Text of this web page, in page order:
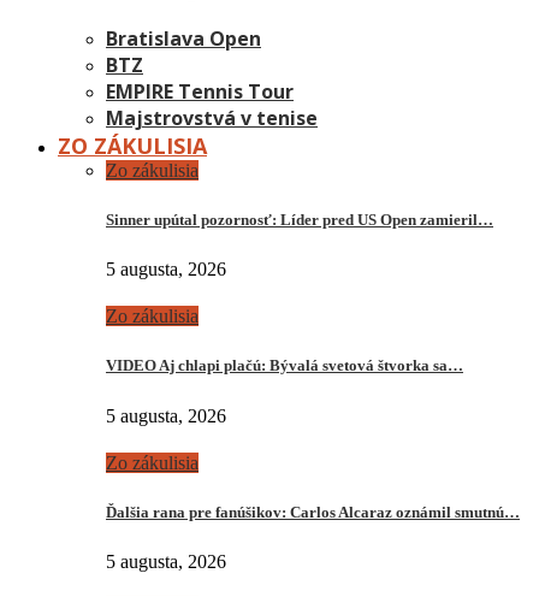
Bratislava Open
BTZ
EMPIRE Tennis Tour
Majstrovstvá v tenise
ZO ZÁKULISIA
Zo zákulisia
Sinner upútal pozornosť: Líder pred US Open zamieril…
5 augusta, 2026
Zo zákulisia
VIDEO Aj chlapi plačú: Bývalá svetová štvorka sa…
5 augusta, 2026
Zo zákulisia
Ďalšia rana pre fanúšikov: Carlos Alcaraz oznámil smutnú…
5 augusta, 2026